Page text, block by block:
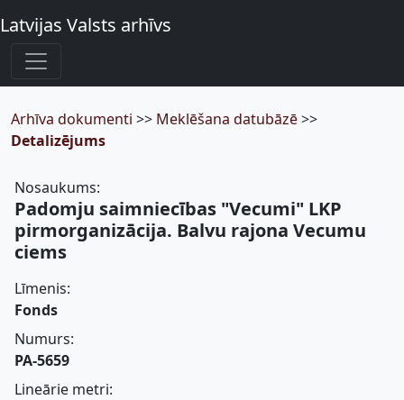
Latvijas Valsts arhīvs
Arhīva dokumenti >> Meklēšana datubāzē>>
Detalizējums
Nosaukums:
Padomju saimniecības "Vecumi" LKP
pirmorganizācija. Balvu rajona Vecumu
ciems
Līmenis:
Fonds
Numurs:
PA-5659
Lineārie metri: